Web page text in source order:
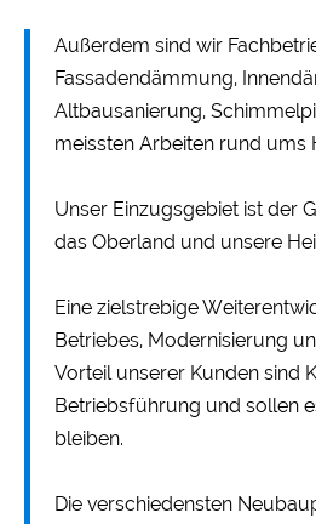
Außerdem sind wir
Fassadendämmung,
Altbausanierung,
meissten Arbeiten rund ums
Unser Einzugsgebiet ist der
das Oberland und unsere
Eine zielstrebige
Betriebes, Modernisierung
Vorteil unserer Kunden sind
Betriebsführung und sollen
bleiben.
Die verschiedensten